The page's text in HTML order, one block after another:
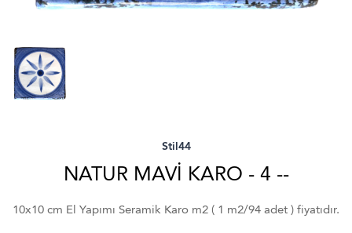
Stil44
NATUR MAVI KARO - 4 --
10x10 cm El Yapımı Seramik Karo m2 ( 1 m2/94 adet ) fiyatıdır.